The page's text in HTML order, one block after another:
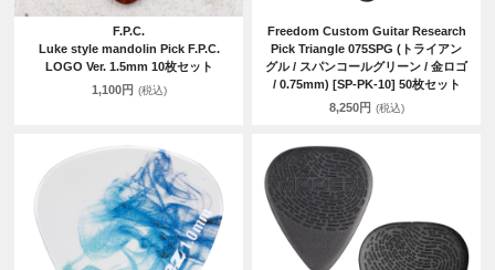
F.P.C.
Luke style mandolin Pick F.P.C.
LOGO Ver. 1.5mm 10枚セット
1,100円 (税込)
Freedom Custom Guitar Research
Pick Triangle 075SPG (トライアン
グル / スパンコールグリーン / 金ロゴ
/ 0.75mm) [SP-PK-10] 50枚セット
8,250円 (税込)